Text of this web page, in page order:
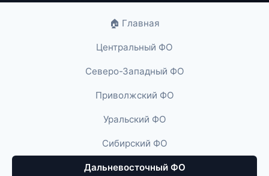
🏠 Главная
Центральный ФО
Северо-Западный ФО
Приволжский ФО
Уральский ФО
Сибирский ФО
Дальневосточный ФО